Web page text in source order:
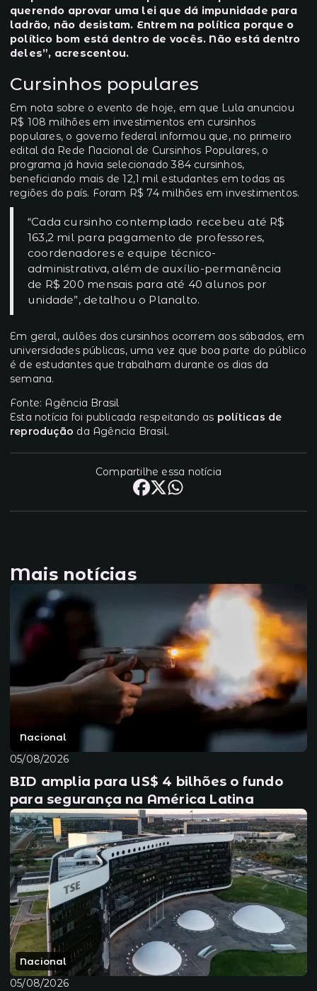
querendo aprovar uma lei que dá impunidade para
ladrão, não desistam. Entrem na política porque o
político bom está dentro de vocês. Não está dentro
deles”, acrescentou.
Cursinhos populares
Em nota sobre o evento de hoje, em que Lula anunciou
R$ 108 milhões em investimentos em cursinhos
populares, o governo federal informou que, no primeiro
edital da Rede Nacional de Cursinhos Populares, o
programa já havia selecionado 384 cursinhos,
beneficiando mais de 12,1 mil estudantes em todas as
regiões do país. Foram R$ 74 milhões em investimentos.
“Cada cursinho contemplado recebeu até R$
163,2 mil para pagamento de professores,
coordenadores e equipe técnico-
administrativa, além de auxílio-permanência
de R$ 200 mensais para até 40 alunos por
unidade”, detalhou o Planalto.
Em geral, aulões dos cursinhos ocorrem aos sábados, em
universidades públicas, uma vez que boa parte do público
é de estudantes que trabalham durante os dias da
semana.
Fonte: Agência Brasil
Esta notícia foi publicada respeitando as políticas de
reprodução da Agência Brasil.
Compartilhe essa notícia
Mais notícias
Nacional
05/08/2026
BID amplia para US$ 4 bilhões o fundo
para segurança na América Latina
Nacional
05/08/2026